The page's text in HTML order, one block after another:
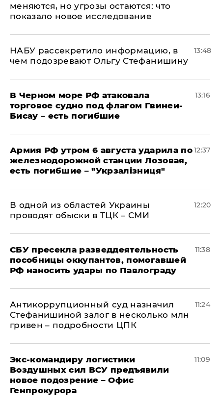
меняются, но угрозы остаются: что
показало новое исследование
НАБУ рассекретило информацию, в
чем подозревают Ольгу Стефанишину
13:48
В Черном море РФ атаковала
торговое судно под флагом Гвинеи-
Бисау – есть погибшие
13:16
Армия РФ утром 6 августа ударила по
железнодорожной станции Лозовая,
есть погибшие – "Укрзалізниця"
12:37
В одной из областей Украины
проводят обыски в ТЦК – СМИ
12:20
СБУ пресекла разведдеятельность
пособницы оккупантов, помогавшей
РФ наносить удары по Павлограду
11:38
Антикоррупционный суд назначил
Стефанишиной залог в несколько млн
гривен – подробности ЦПК
11:24
Экс-командиру логистики
Воздушных сил ВСУ предъявили
новое подозрение – Офис
Генпрокурора
11:09